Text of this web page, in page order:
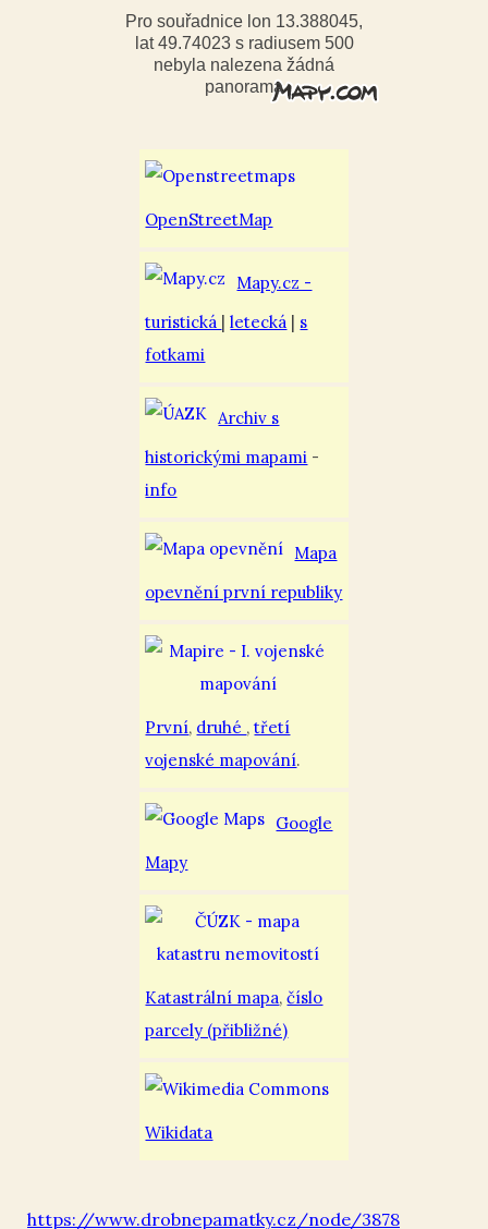
Pro souřadnice lon 13.388045,
lat 49.74023 s radiusem 500
nebyla nalezena žádná
panorama
OpenStreetMap
Mapy.cz -
turistická
|letecká
s
fotkami
Archiv s
historickými mapami -
info
Mapa
opevnění první republiky
První, druhé ,třetí
vojenské mapování.
Google
Mapy
Katastrální mapa,číslo
parcely (přibližné)
Wikidata
https://www.drobnepamatky.cz/node/3878